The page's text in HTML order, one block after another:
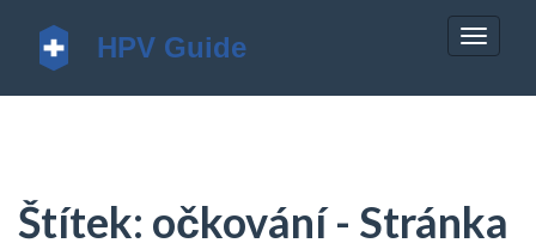
Štítek: očkování - Stránka